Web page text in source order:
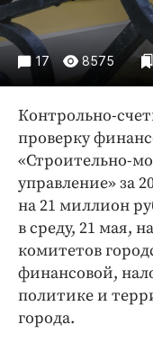
Экономика
ПРОЕКТЫ
Блоги
Издания
Интересное
Клиника
Бренд года
17 8575
Контрольно-
проверку
«Строительно-
управление» за
на 21 миллион
в среду, 21 мая,
комитетов
финансовой,
политике и
города.